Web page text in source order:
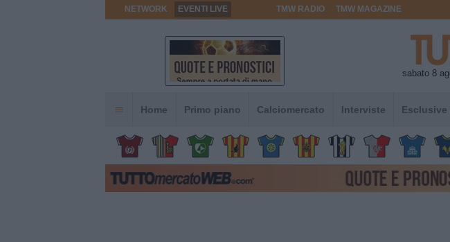
NETWORK EVENTI LIVE TMW RADIO TMW MAGAZINE
sabato 8
Home Primo piano Calciomercato Interviste Esclusive